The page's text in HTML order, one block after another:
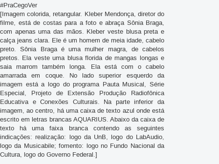
#PraCegoVer
[Imagem colorida, retangular. Kleber Mendonça, diretor do
filme, está de costas para a foto e abraça Sônia Braga,
com apenas uma das mãos. Kleber veste blusa preta e
calça jeans clara. Ele é um homem de meia idade, cabelo
preto. Sônia Braga é uma mulher magra, de cabelos
pretos. Ela veste uma blusa florida de mangas longas e
saia marrom também longa. Ela está com o cabelo
amarrada em coque. No lado superior esquerdo da
imagem está a logo do programa Pauta Musical, Série
Especial, Projeto de Extensão Produção Radiofônica
Educativa e Conexões Culturais. Na parte inferior da
imagem, ao centro, há uma caixa de texto azul onde está
escrito em letras brancas AQUARIUS. Abaixo da caixa de
texto há uma faixa branca contendo as seguintes
indicações: realização: logo da UnB, logo do LabAudio,
logo da Musicabile; fomento: logo no Fundo Nacional da
Cultura, logo do Governo Federal.]